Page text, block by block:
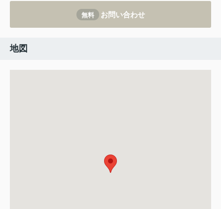
無料 お問い合わせ
地図